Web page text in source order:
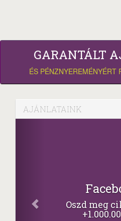
GARANTÁLT
ÉS PÉNZNYEREMÉNYÉRT
AJÁNLATAINK
Oszd meg